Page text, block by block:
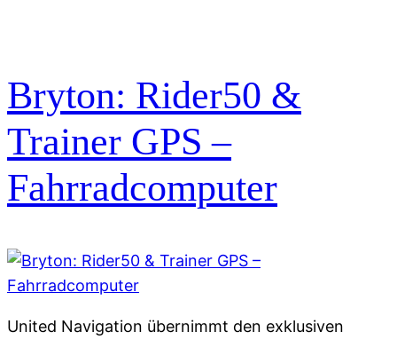
Bryton: Rider50 &
Trainer GPS –
Fahrradcomputer
United Navigation übernimmt den exklusiven